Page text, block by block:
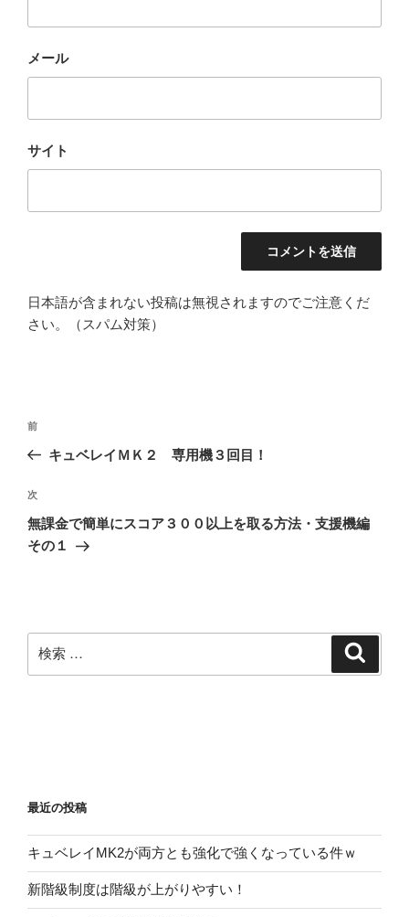
メール
サイト
日本語が含まれない投稿は無視されますのでご注意くだ
さい。（スパム対策）
投
ビ
ゲ
ー
過
去
投
稿
前
キュベレイＭＫ２ 専用機３回目！
次
の
投
次
無課金で簡単にスコア３００以上を取る方法・支援機編
その１
検
索:
最近の投稿
キュベレイMK2が両方とも強化で強くなっている件ｗ
新階級制度は階級が上がりやすい！